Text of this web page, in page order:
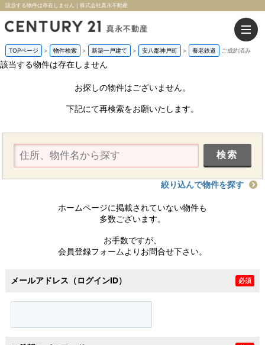
該当する物件は存在しません｜株式会社真永不動産
TOPページ > 物件検索 > 新築一戸建て > 安八郡神戸町 > 養老鉄道 ご成約済み
該当する物件は存在しません
お探しの物件はございません。
下記にて再検索をお願いたします。
絞り込んで物件を探す
ホームページに掲載されていない物件も
多数ございます。
お手数ですが、
会員登録フォームよりお問合せ下さい。
メールアドレス（ログインID） 必須